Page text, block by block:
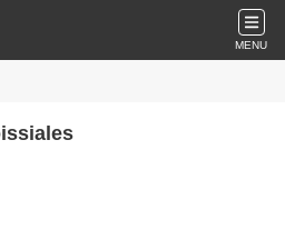
MENU